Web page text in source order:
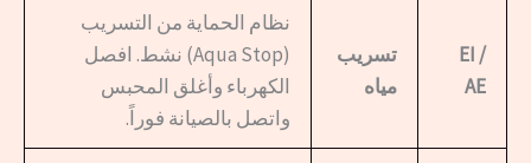
EI /
AE
تسريب
مياه
نظام الحماية من التسريب
(Aqua Stop) نشط. افصل
الكهرباء وأغلق المحبس
واتصل بالصيانة فوراً.